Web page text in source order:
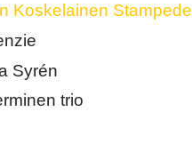
Koskelainen Stampede
Syrén
trio